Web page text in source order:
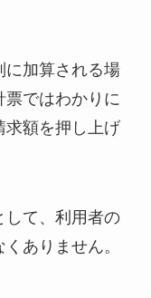
に加算される場
ではわかりに
求額を押し上げ
して、利用者の
ありません。